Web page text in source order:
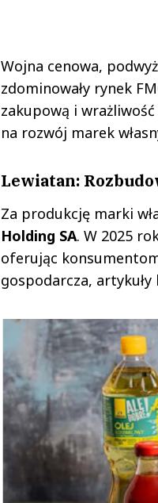
Wojna cenowa,
zdominowały rynek
zakupową i
na rozwój marek
Lewiatan:
Za produkcję marki
Holding SA. W 2025
oferując
gospodarcza, artykuły